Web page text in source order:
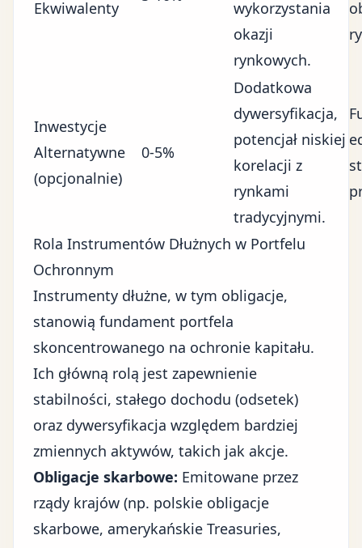
Ekwiwalenty
wykorzystania
okazji
rynkowych.
Inwestycje
Alternatywne
(opcjonalnie)
0-5%
Dodatkowa
dywersyfikacja,
potencjał niskiej
korelacji z
rynkami
tradycyjnymi.
Rola Instrumentów Dłużnych w Portfelu
Ochronnym
Instrumenty dłużne, w tym obligacje,
stanowią fundament portfela
skoncentrowanego na ochronie kapitału.
Ich główną rolą jest zapewnienie
stabilności, stałego dochodu (odsetek)
oraz dywersyfikacja względem bardziej
zmiennych aktywów, takich jak akcje.
Obligacje skarbowe: Emitowane przez
rządy krajów (np. polskie obligacje
skarbowe, amerykańskie Treasuries,